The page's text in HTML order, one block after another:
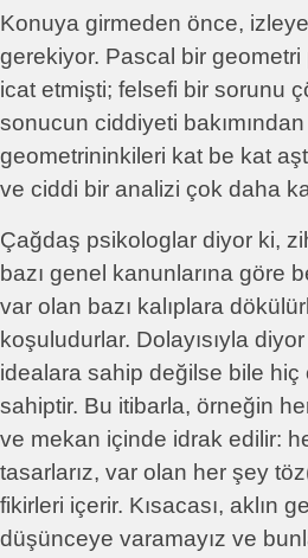
Konuya girmeden önce,
gerekiyor. Pascal bir
icat etmişti; felsefi bir sorunu
sonucun ciddiyeti
geometrininkileri kat be kat
ve ciddi bir analizi çok daha
Çağdaş psikologlar diyor ki,
bazı genel kanunlarına göre
var olan bazı kalıplara
koşuludurlar. Dolayısıyla
idealara sahip değilse bile
sahiptir. Bu itibarla, örneğin
ve mekan içinde idrak edilir:
tasarlarız, var olan her şey
fikirleri içerir. Kısacası, aklın
düşünceye varamayız ve